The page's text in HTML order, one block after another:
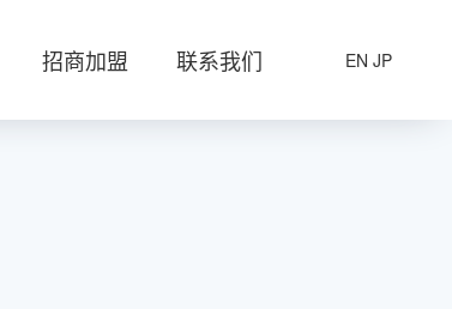
招商加盟 联系我们 EN JP